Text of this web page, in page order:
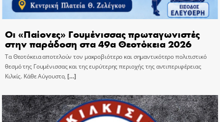
Οι «Παίονες» Γουμένισσας πρωταγωνιστές
στην παράδοση στα 49α Θεοτόκεια 2026
Τα Θεοτόκεια αποτελούν τον μακροβιότερο και σημαντικότερο πολιτιστικό
θεσμό της Γουμένισσας και της ευρύτερης περιοχής της αντιπεριφέρειας
Κιλκίς. Κάθε Αύγουστο, […]